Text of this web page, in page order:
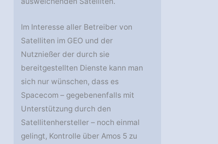
Im Interesse aller Betreiber von
Satelliten im GEO und der
Nutznießer der durch sie
bereitgestellten Dienste kann man
sich nur wünschen, dass es
Spacecom – gegebenenfalls mit
Unterstützung durch den
Satellitenhersteller – noch einmal
gelingt, Kontrolle über Amos 5 zu